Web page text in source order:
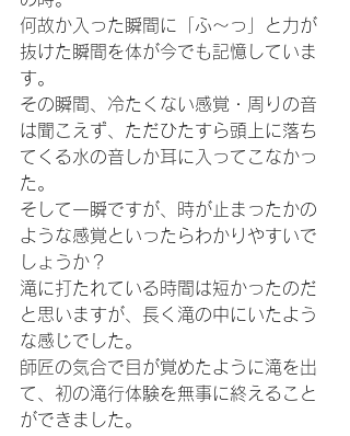
何故か入った瞬間に「ふ～っ」と力が
抜けた瞬間を体が今でも記憶していま
す。
その瞬間、冷たくない感覚・周りの音
は聞こえず、ただひたすら頭上に落ち
てくる水の音しか耳に入ってこなかっ
た。
そして一瞬ですが、時が止まったかの
ような感覚といったらわかりやすいで
しょうか？
滝に打たれている時間は短かったのだ
と思いますが、長く滝の中にいたよう
な感じでした。
師匠の気合で目が覚めたように滝を出
て、初の滝行体験を無事に終えること
ができました。